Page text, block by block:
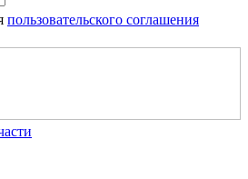
пользовательского соглашения